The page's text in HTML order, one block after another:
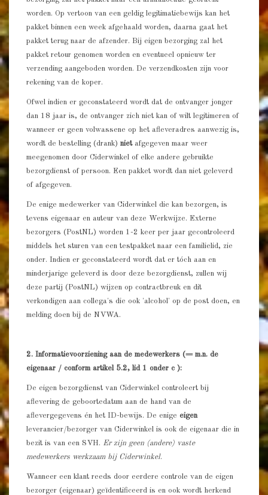
worden. Op vertoon van een geldig legitimatiebewijs kan het
pakket binnen een week afgehaald worden, daarna gaat het
pakket terug naar de afzender. Bij eigen bezorging zal het
pakket retour genomen worden en eventueel opnieuw ter
verzending aangeboden worden. De verzendkosten zijn voor
rekening van de koper.
Ofwel indien er geconstateerd wordt dat de ontvanger jonger
dan 18 jaar is, de ontvanger zich niet kan of wilt legitimeren of
wanneer er geen volwassene op het afleveradres aanwezig is,
wordt de bestelling (drank) nietafgegeven maar weer
meegenomen door Ciderwinkel of elke andere gebruikte
bezorgdienst of persoon. Een pakket wordt dan niet geleverd
of afgegeven.
De enige medewerker van Ciderwinkel die kan bezorgen, is
tevens eigenaar en auteur van deze Werkwijze. Externe
bezorgers (PostNL) worden 1-2 keer per jaar gecontroleerd
middels het sturen van een testpakket naar een familielid, zie
onder. Indien er geconstateerd wordt dat er tóch aan en
minderjarige geleverd is door deze bezorgdienst, zullen wij
deze partij (PostNL) wijzen op contractbreuk en dit
verkondigen aan collega's die ook 'alcohol' op de post doen, en
melding doen bij de NVWA.
2. Informatievoorziening aan de medewerkers (= m.n. de
eigenaar / conform artikel 5.2, lid 1 onder c ):
De eigen bezorgdienst van Ciderwinkel controleert bij
aflevering de geboortedatum aan de hand van de
aflevergegevens én het ID-bewijs. De enige eigen
leverancier/bezorger van Ciderwinkel is ook de eigenaar die in
bezit is van een SVH. Er zijn geen (andere) vaste
medewerkers werkzaam bij Ciderwinkel.
Wanneer een klant reeds door eerdere controle van de eigen
bezorger (eigenaar) geïdentificeerd is en ook wordt herkend